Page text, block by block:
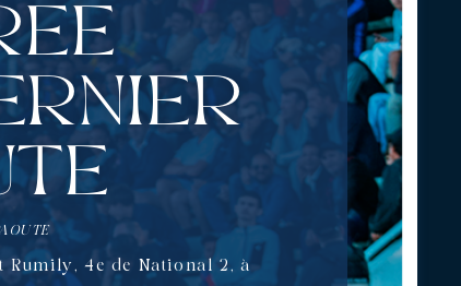
Rumily, 4e de National 2, à